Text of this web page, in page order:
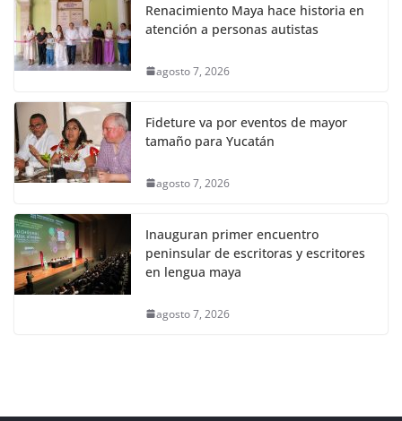
Renacimiento Maya hace historia en
atención a personas autistas
agosto 7, 2026
Fideture va por eventos de mayor
tamaño para Yucatán
agosto 7, 2026
Inauguran primer encuentro
peninsular de escritoras y escritores
en lengua maya
agosto 7, 2026